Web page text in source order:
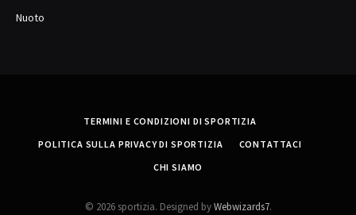
Nuoto
TERMINI E CONDIZIONI DI SPORTIZIA
POLITICA SULLA PRIVACY DI SPORTIZIA
CONTATTACI
CHI SIAMO
© 2026 sportizia. Designed byWebwizards7.